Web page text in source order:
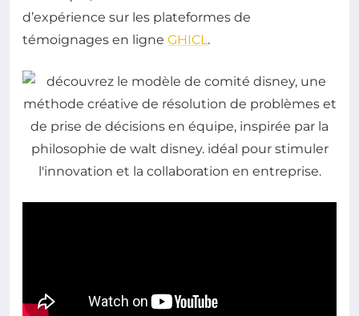
d’expérience sur les plateformes de
témoignages en ligne GHICL.